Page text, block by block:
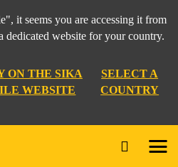
it seems you are accessing it from
dedicated website for your country.
ON THE SIKA
WEBSITE
SELECT A
COUNTRY